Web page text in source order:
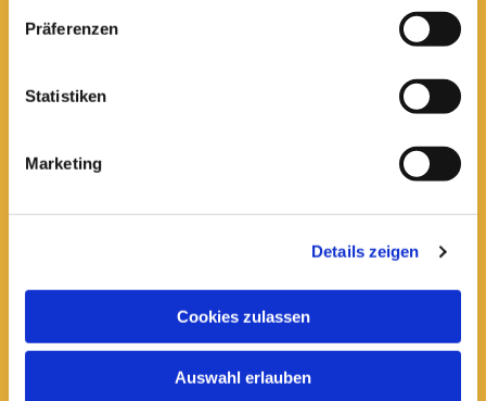
Präferenzen
Statistiken
Marketing
Details zeigen
Cookies zulassen
Auswahl erlauben
 0531 - 24 33 5-20
 domkantorat@lk-bs.de
Anfrage und Anforderung kirchlicher
freitags mit Abendmahl